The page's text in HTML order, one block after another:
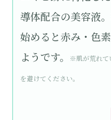
導体配合の美容液
始めると赤み・色
ようです。
※肌が荒れて
を避けてください。